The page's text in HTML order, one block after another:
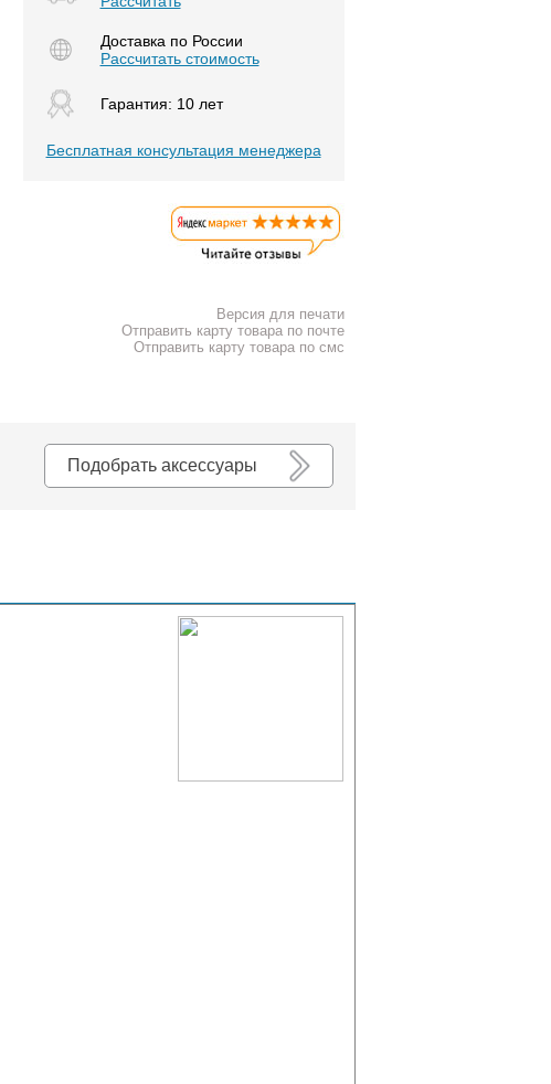
Доставка по России
Рассчитать стоимость
Гарантия: 10 лет
Бесплатная консультация менеджера
Версия для печати
Отправить карту товара по почте
Отправить карту товара по смс
Подобрать аксессуары